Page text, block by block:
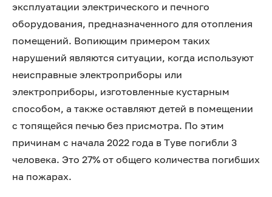
эксплуатации электрического и печного
оборудования, предназначенного для отопления
помещений. Вопиющим примером таких
нарушений являются ситуации, когда используют
неисправные электроприборы или
электроприборы, изготовленные кустарным
способом, а также оставляют детей в помещении
с топящейся печью без присмотра. По этим
причинам с начала 2022 года в Туве погибли 3
человека. Это 27% от общего количества погибших
на пожарах.